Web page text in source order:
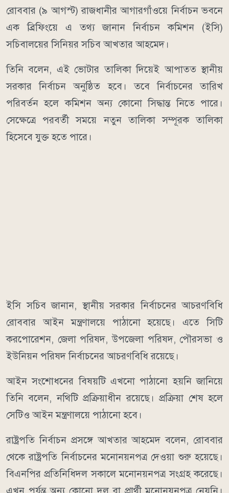
রোববার (৯ আগস্ট) রাজধানীর আগারগাঁওয়ে নির্বাচন ভবনে
এক ব্রিফিংয়ে এ তথ্য জানান নির্বাচন কমিশন (ইসি)
সচিবালয়ের সিনিয়র সচিব আখতার আহমেদ।
তিনি বলেন, এই ভোটার তালিকা দিয়েই আপাতত স্থানীয়
সরকার নির্বাচন অনুষ্ঠিত হবে। তবে নির্বাচনের তারিখ
পরিবর্তন হলে কমিশন অন্য কোনো সিদ্ধান্ত নিতে পারে।
সেক্ষেত্রে পরবর্তী সময়ে নতুন তালিকা সম্পূরক তালিকা
হিসেবে যুক্ত হতে পারে।
ইসি সচিব জানান, স্থানীয় সরকার নির্বাচনের আচরণবিধি
রোববার আইন মন্ত্রণালয়ে পাঠানো হয়েছে। এতে সিটি
করপোরেশন, জেলা পরিষদ, উপজেলা পরিষদ, পৌরসভা ও
ইউনিয়ন পরিষদ নির্বাচনের আচরণবিধি রয়েছে।
আইন সংশোধনের বিষয়টি এখনো পাঠানো হয়নি জানিয়ে
তিনি বলেন, নথিটি প্রক্রিয়াধীন রয়েছে। প্রক্রিয়া শেষ হলে
সেটিও আইন মন্ত্রণালয়ে পাঠানো হবে।
রাষ্ট্রপতি নির্বাচন প্রসঙ্গে আখতার আহমেদ বলেন, রোববার
থেকে রাষ্ট্রপতি নির্বাচনের মনোনয়নপত্র দেওয়া শুরু হয়েছে।
বিএনপির প্রতিনিধিদল সকালে মনোনয়নপত্র সংগ্রহ করেছে।
এখন পর্যন্ত অন্য কোনো দল বা প্রার্থী মনোনয়নপত্র নেয়নি।